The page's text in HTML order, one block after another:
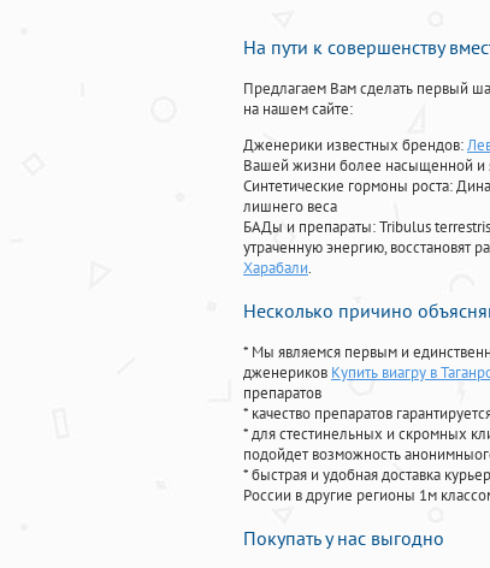
На пути к совершенству
Предлагаем Вам сделать первый
на нашем сайте:
Дженерики известных брендов:
Вашей жизни более насыщенной и
Синтетические гормоны роста:
лишнего веса
БАДы и препараты:Tribulus
утраченную энергию, восстановят
Харабали.
Несколько причино
* Мы являемся первым и
дженериков Купить виагру в
препаратов
* качество препаратов
* для стестинельных и скромных
подойдет возможность
* быстрая и удобная доставка
России в другие регионы 1м
Покупать у нас выгодно